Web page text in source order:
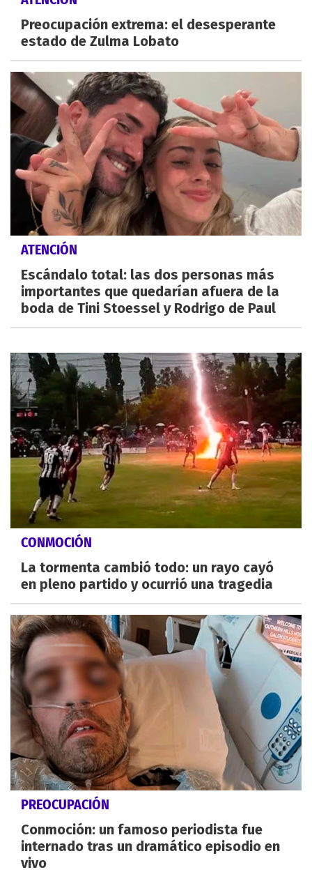
Preocupación extrema: el desesperante
estado de Zulma Lobato
ATENCIÓN
Escándalo total: las dos personas más
importantes que quedarían afuera de la
boda de Tini Stoessel y Rodrigo de Paul
CONMOCIÓN
La tormenta cambió todo: un rayo cayó
en pleno partido y ocurrió una tragedia
PREOCUPACIÓN
Conmoción: un famoso periodista fue
internado tras un dramático episodio en
vivo